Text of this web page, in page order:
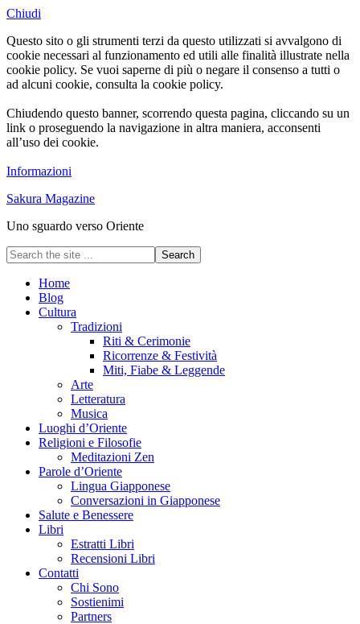
Chiudi
Questo sito o gli strumenti terzi da questo utilizzati si avvalgono di
cookie necessari al funzionamento ed utili alle finalità illustrate nella
cookie policy. Se vuoi saperne di più o negare il consenso a tutti o
ad alcuni cookie, consulta la cookie policy.
Chiudendo questo banner, scorrendo questa pagina, cliccando su un
link o proseguendo la navigazione in altra maniera, acconsenti
all’uso dei cookie.
Informazioni
Sakura Magazine
Uno sguardo verso Oriente
Home
Blog
Cultura
Tradizioni
Riti & Cerimonie
Ricorrenze & Festività
Miti, Fiabe & Leggende
Arte
Letteratura
Musica
Luoghi d’Oriente
Religioni e Filosofie
Meditazioni Zen
Parole d’Oriente
Lingua Giapponese
Conversazioni in Giapponese
Salute e Benessere
Libri
Estratti Libri
Recensioni Libri
Contatti
Chi Sono
Sostienimi
Partners